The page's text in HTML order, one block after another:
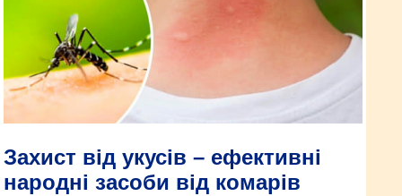
Захист від укусів – ефективні
народні засоби від комарів